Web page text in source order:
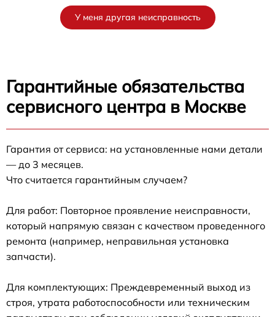
У меня другая неисправность
Гарантийные обязательства
сервисного центра в Москве
Гарантия от сервиса: на установленные нами детали
— до 3 месяцев.
Что считается гарантийным случаем?
Для работ: Повторное проявление неисправности,
который напрямую связан с качеством проведенного
ремонта (например, неправильная установка
запчасти).
Для комплектующих: Преждевременный выход из
строя, утрата работоспособности или техническим